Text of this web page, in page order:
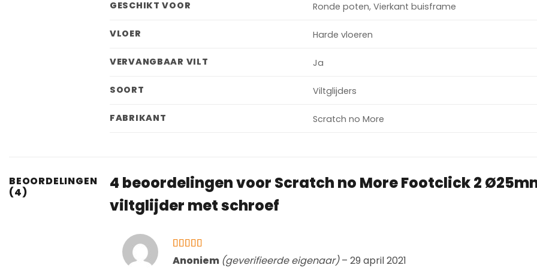
GESCHIKT VOOR Ronde poten, Vierkant buisframe
VLOER Harde vloeren
VERVANGBAAR VILT Ja
SOORT Viltglijders
FABRIKANT Scratch no More
BEOORDELINGEN
(4)
4 beoordelingen voor Scratch no More Footclick 2
viltglijder met schroef
Gewaardeerd
Anoniem (geverifieerde eigenaar) – 29 april 2021